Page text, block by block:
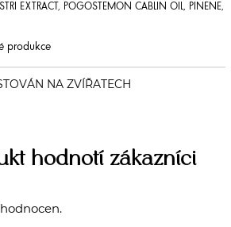
EXTRACT, POGOSTEMON CABLIN OIL, PINENE,
produkce
hodnotí zákazníci